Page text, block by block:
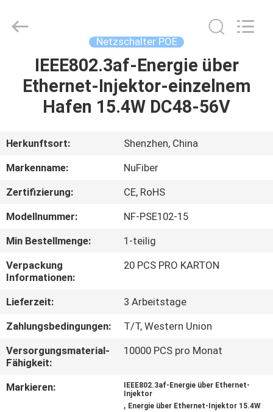
HAUS
PRODUKTE
ÜBER
UNS
FABRIK-
AUSFLUG
QUALITÄTSKONTROLLE
TRETEN
SIE
MIT
UNS
IN
Rights
Netzschalter POE
IEEE802.3af-Energie über
Ethernet-Injektor-einzelnem
Hafen 15.4W DC48-56V
Herkunftsort:
Shenzhen, China
Markenname:
NuFiber
Zertifizierung:
CE, RoHS
Modellnummer:
NF-PSE102-15
Min Bestellmenge:
1-teilig
Verpackung
Informationen:
20 PCS PRO KARTON
Lieferzeit:
3 Arbeitstage
Zahlungsbedingungen:
T/T, Western Union
Versorgungsmaterial-
Fähigkeit:
10000 PCS pro Monat
Markieren:
IEEE802.3af-Energie über Ethernet-
Injektor
, Energie über Ethernet-Injektor 15.4W